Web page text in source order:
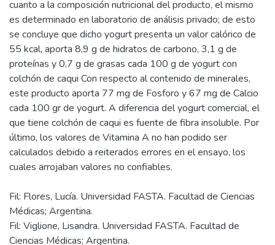
de caqui, considerándolo como rico 54% y muy rico 26 %.
Del 20% restante, un 13% lo calificó como indiferente, y un
7% desaprobó el producto. También se ha podido confirmar
que una notoria mayoría comenzaría a consumir yogurt con
colchón de caqui en reemplazo del yogurt tradicional. En
cuanto a la composición nutricional del producto, el mismo
es determinado en laboratorio de análisis privado; de esto
se concluye que dicho yogurt presenta un valor calórico de
55 kcal, aporta 8,9 g de hidratos de carbono, 3,1 g de
proteínas y 0,7 g de grasas cada 100 g de yogurt con
colchón de caqui Con respecto al contenido de minerales,
cada 100 gr de yogurt. A diferencia del yogurt comercial, el
que tiene colchón de caqui es fuente de fibra insoluble. Por
último, los valores de Vitamina A no han podido ser
calculados debido a reiterados errores en el ensayo, los